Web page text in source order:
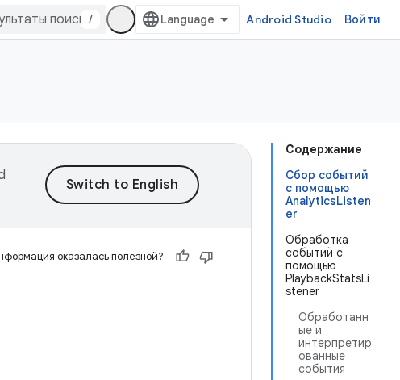
/ Android Studio Войти
Содержание
Сбор событий
с помощью
AnalyticsListen
er
Обработка
событий с
помощью
PlaybackStatsLi
stener
Обработанн
ые и
интерпретир
ованные
события
оказалась полезной?